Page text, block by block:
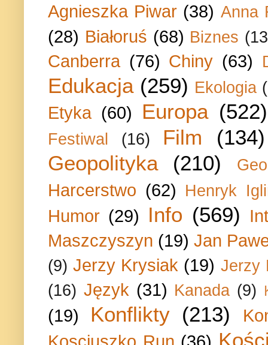
Agnieszka Piwar (38) Anna
(28) Białoruś (68) Biznes
Canberra (76) Chiny (63)
Edukacja (259) Ekologia
Etyka (60) Europa (522)
Festiwal (16) Film
(134)
Geopolityka
(210)
Harcerstwo (62) Henryk
Humor (29) Info (569)
Maszczyszyn (19) Jan
(9) Jerzy Krysiak (19) Jerzy
(16) Język (31) Kanada (9)
(19) Konflikty (213)
Kosciuszko Run (36)